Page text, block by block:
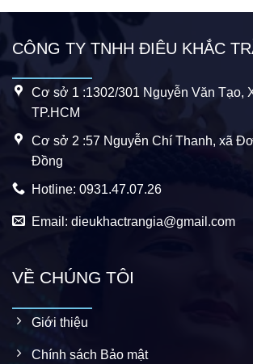
CÔNG TY TNHH ĐIÊU KHẮC
Cơ sở 1 :1302/301 Nguyễn Văn Tạo,
TP.HCM
Cơ sở 2 :57 Nguyễn Chí Thanh, xã
Đồng
Hotline: 0931.47.07.26
Email: dieukhactrangia@gmail.com
VỀ CHÚNG TÔI
Giới thiệu
Chính sách Bảo mật